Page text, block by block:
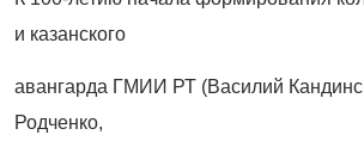
и казанского
авангарда ГМИИ РТ (Василий
Родченко,